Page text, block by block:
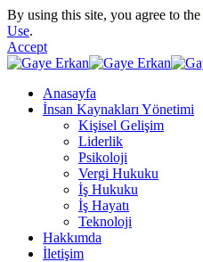
By using this site, you agree to the
Use.
Accept
Anasayfa
İnsan Kaynakları Yönetimi
Kişisel Gelişim
Liderlik
Psikoloji
Vergi Hukuku
İş Hukuku
İş Hayatı
Teknoloji
Hakkımda
İletişim